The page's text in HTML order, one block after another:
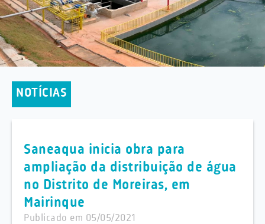
NOTÍCIAS
Saneaqua inicia obra para
ampliação da distribuição de água
no Distrito de Moreiras, em
Mairinque
Publicado em 05/05/2021